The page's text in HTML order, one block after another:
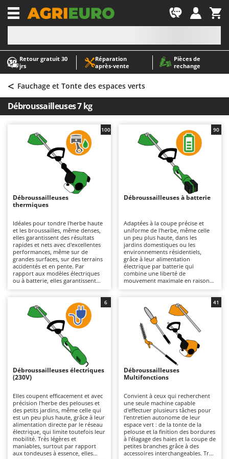
Retour gratuit 30
jrs
Réparation
après‑vente
Pièces de
rechange
-1
A
Abris de jardin
Accessoires pour tracteurs tondeuses autoportés
Aérateurs Scarificateurs pour gazon
Arracheuses de pommes de terre pour tracteur
Aspirateurs - Balais Électriques
Aspirateurs à cendres
Aspirateurs à feuilles sur roues
Aspirateurs de piscine
Aspirateurs Multifonctions
Atomiseurs agricoles pour tracteurs
Atomiseurs pour traitements
Autolaveuses
Autres produits
B
Balayeuses
Bancs de scie pour le bois - Scies à bûches
Barbecues
Bennes pour tracteur
Brosses pour sols extérieurs
Brouettes à moteur
Broyeurs à axe horizontal pour tracteur
Butteurs pour tracteur
C
Chargeurs de batterie - Démarreurs
Charrues pour tracteur
A
AgriEuro Premium
AgriEuro TOP-LINE
AGT
Aima
Airmec
AL-KO
Alpina
Ama
Ambrogio Robot
Annovi Reverberi
ANTHBOT
Archman
Ardes
Attila
Ausonia
Awelco
B
Baesso
Bahco
< Fauchage et Tonte des espaces verts
Débroussailleuses 7 kg
Débroussailleuses
thermiques
Idéales pour tondre l'herbe haute
et les broussailles, même denses,
elles garantissent des résultats
rapides et nets avec d'excellentes
performances, même sur de
grandes surfaces, sur des terrains
accidentés et en pente. Par
rapport aux modèles électriques
ou à batterie, elles garantissent
s'adaptant mieux aux travaux plus
intensifs, mais elles sont plus
lourdes. Des modèles de
différentes cylindrées sont
disponibles, des plus petits,
adaptés aux travaux de bricolage
qui nécessitent peu de puissance,
aux plus grands, pour les travaux
professionnels, même lourds. Il
est important d'effectuer un
entretien périodique du moteur à
combustion, comme le contrôle
l'huile moteur dans les modèles à
4 temps.
100
Débroussailleuses à batterie
Adaptées à la coupe précise et
uniforme de l'herbe, même celle
un peu plus haute, dans les
jardins domestiques ou les
environnements résidentiels,
grâce à leur alimentation
électrique par batterie qui
combine une liberté de
mouvement maximale en raison
un fonctionnement silencieux et
une utilisation pratique. Lorsque
les batteries au lithium sont
déchargées, elles peuvent être
rapidement remplacées par
d'autres chargées, ce qui prolonge
leur autonomie. L'entretien se
limite au maintien de la charge des
batteries pendant les périodes
d'inutilisation et au nettoyage ou
au remplacement périodique du fil
ou des lames.
90
Débroussailleuses électriques
(230V)
Elles coupent efficacement et avec
précision l'herbe des pelouses et
des petits jardins, même celle qui
est un peu plus haute, grâce à leur
alimentation directe par le réseau
électrique, qui limite toutefois leur
mobilité. Très légères et
maniables, surtout par rapport
aux tondeuses à essence, elles
6
Débroussailleuses
Multifonctions
Convient à ceux qui recherchent
une seule machine capable
d'effectuer plusieurs tâches pour
l'entretien autonome de leur
espace vert : de la tonte de la
pelouse et la finition des bordures
à l'élagage des haies et la coupe de
petites branches grâce à des
accessoires interchangeables. Très
41